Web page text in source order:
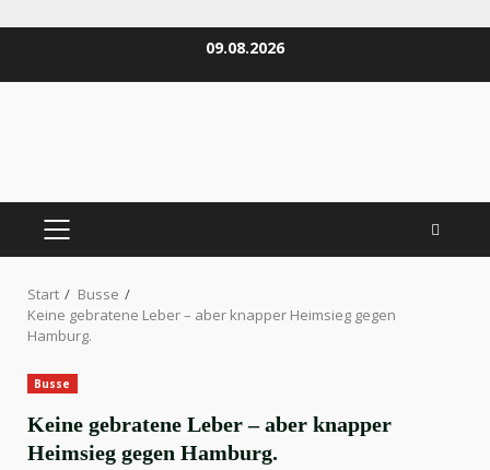
09.08.2026
PRIMÄRES
Start
Busse
Keine gebratene Leber – aber knapper Heimsieg gegen
Hamburg.
Busse
Keine gebratene Leber – aber knapper
Heimsieg gegen Hamburg.